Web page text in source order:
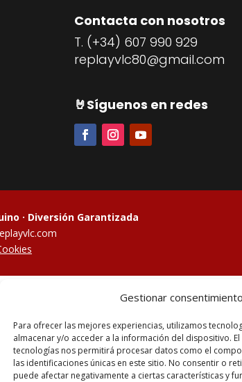
Gestionar consentimiento
Para ofrecer las mejores experiencias, utilizamos
almacenar y/o acceder a la información del dispositivo.
tecnologías nos permitirá procesar datos como el
las identificaciones únicas en este sitio. No consentir o
puede afectar negativamente a ciertas características y
Contacta con nosotros
T. (+34) 607 990 929
replayvlc80@gmail.com
🤘Síguenos en redes
· Diversión Garantizada